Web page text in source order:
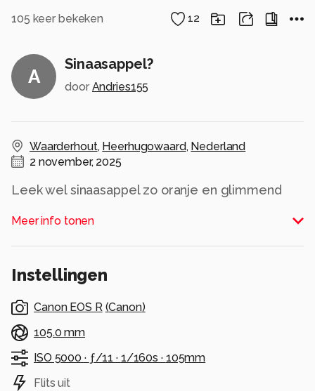
105 keer bekeken 12
A
Sinaasappel?
door Andries155
Waarderhout, Heerhugowaard, Nederland
2 november, 2025
Leek wel sinaasappel zo oranje en glimmend
Maar dan van een paar millimeter...
Meer info tonen
Instellingen
Canon EOS R (Canon)
105.0 mm
ISO 5000 · ƒ/11 · 1/160s · 105mm
Flits uit